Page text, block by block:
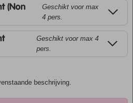
(Non
Geschikt voor max
4 pers.
Geschikt voor max 4
pers.
beschrijving.